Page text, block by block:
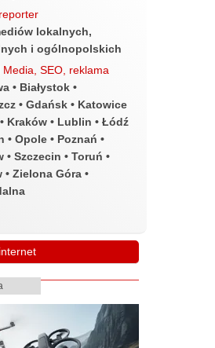
lokalnych,
i ogólnopolskich
SEO, reklama
• Białystok •
• Gdańsk • Katowice
Kraków • Lublin • Łódź
• Opole • Poznań •
• Szczecin • Toruń •
• Zielona Góra •